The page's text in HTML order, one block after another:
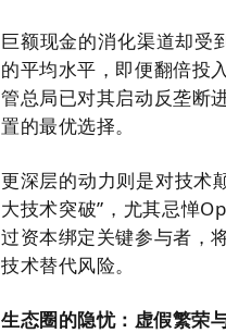
巨额现金的消化渠道却受
的平均水平，即便翻倍投
管总局已对其启动反垄断
置的最优选择。
更深层的动力则是对技术
大技术突破”，尤其忌惮
过资本绑定关键参与者，
技术替代风险。
生态圈的隐忧：虚假繁荣